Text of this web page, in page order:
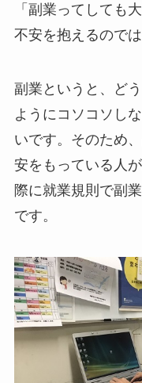
「副業ってしても
不安を抱えるので
副業というと、ど
ようにコソコソし
いです。そのため
安をもっている人
際に就業規則で副
です。